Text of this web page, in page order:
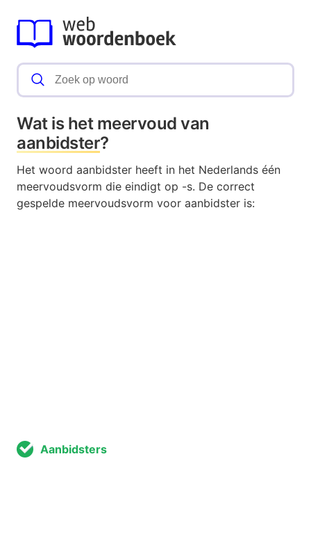
Wat is het meervoud van
aanbidster?
Het woord aanbidster heeft in het Nederlands één
meervoudsvorm die eindigt op -s. De correct
gespelde meervoudsvorm voor aanbidster is:
Aanbidsters